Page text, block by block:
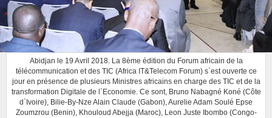
Abidjan le 19 Avril 2018. La 8ème édition du Forum africain de la
télécommunication et des TIC (Africa IT&Telecom Forum) s`est ouverte ce
jour en présence de plusieurs Ministres africains en charge des TIC et de la
transformation Digitale de l`Economie. Ce sont, Bruno Nabagné Koné (Côte
d`Ivoire), Bilie-By-Nze Alain Claude (Gabon), Aurelie Adam Soulé Epse
Zoumzrou (Benin), Khouloud Abejja (Maroc), Leon Juste Ibombo (Congo-